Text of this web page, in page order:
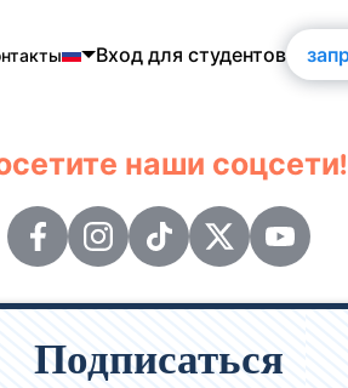
Вход для студентов
наши соцсети!
Подписаться